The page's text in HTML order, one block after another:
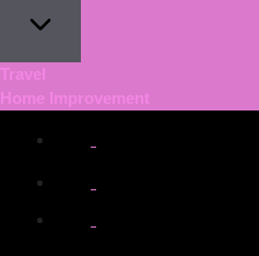
Travel
Home Improvement